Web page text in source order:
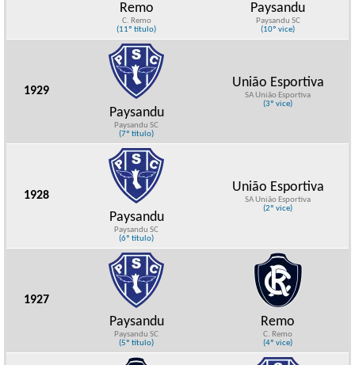
Remo
C. Remo
(11º título)
Paysandu
Paysandu SC
(10º vice)
1929
Paysandu
Paysandu SC
(7º título)
União Esportiva
SA União Esportiva
(3º vice)
1928
Paysandu
Paysandu SC
(6º título)
União Esportiva
SA União Esportiva
(2º vice)
1927
Paysandu
Paysandu SC
(5º título)
Remo
C. Remo
(4º vice)